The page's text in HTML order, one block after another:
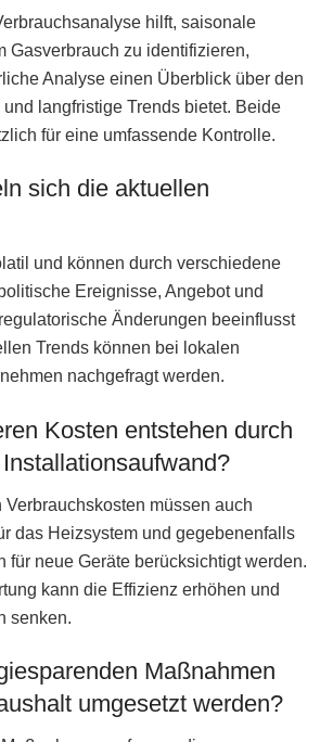
hilft, saisonale
Gasverbrauch zu identifizieren,
Analyse einen Überblick über den
langfristige Trends bietet. Beide
für eine umfassende Kontrolle.
sich die aktuellen
und können durch verschiedene
Ereignisse, Angebot und
Änderungen beeinflusst
Trends können bei lokalen
nachgefragt werden.
Kosten entstehen durch
Verbrauchskosten müssen auch
das Heizsystem und gegebenenfalls
für neue Geräte berücksichtigt werden.
kann die Effizienz erhöhen und
senken.
Maßnahmen
umgesetzt werden?